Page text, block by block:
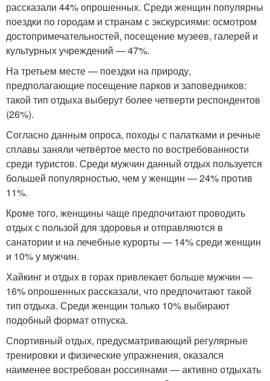
рассказали 44% опрошенных. Среди женщин популярны
поездки по городам и странам с экскурсиями: осмотром
достопримечательностей, посещение музеев, галерей и
культурных учреждений — 47%.
На третьем месте — поездки на природу,
предполагающие посещение парков и заповедников:
такой тип отдыха выберут более четверти респондентов
(26%).
Согласно данным опроса, походы с палатками и речные
сплавы заняли четвёртое место по востребованности
среди туристов. Среди мужчин данный отдых пользуется
большей популярностью, чем у женщин — 24% против
11%.
Кроме того, женщины чаще предпочитают проводить
отдых с пользой для здоровья и отправляются в
санатории и на лечебные курорты — 14% среди женщин
и 10% у мужчин.
Хайкинг и отдых в горах привлекает больше мужчин —
16% опрошенных рассказали, что предпочитают такой
тип отдыха. Среди женщин только 10% выбирают
подобный формат отпуска.
Спортивный отдых, предусматривающий регулярные
тренировки и физические упражнения, оказался
наименее востребован россиянами — активно отдыхать